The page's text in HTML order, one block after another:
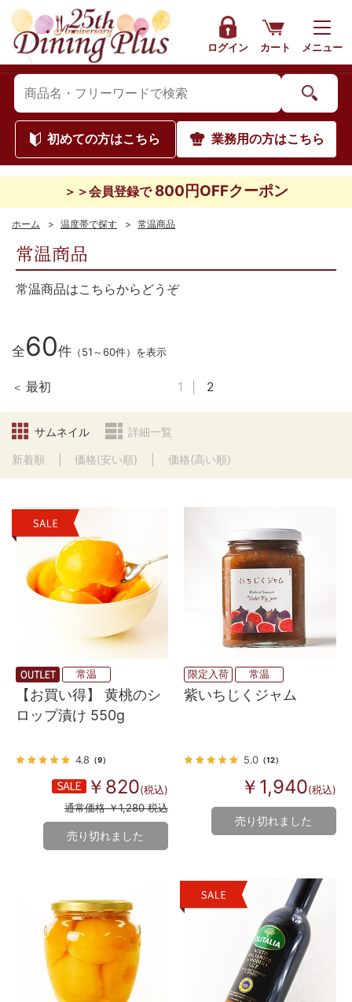
ログイン カート メニュー
初めての方はこちら 業務用の方はこちら
＞＞会員登録で 800円OFFクーポン
ホーム > 温度帯で探す > 常温商品
常温商品
常温商品はこちらからどうぞ
全60件 （51～60件）を表示
最初 1 2
サムネイル 詳細一覧
新着順 価格(安い順) 価格(高い順)
常温
【お買い得】 黄桃のシ
ロップ漬け 550g
4.8 （9）
￥820(税込)
通常価格 ￥1,280 税込
売り切れました
限定入荷 常温
紫いちじくジャム
5.0（12）
￥1,940(税込)
売り切れました